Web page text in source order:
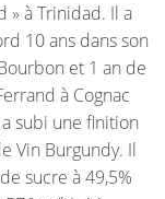
» à Trinidad. Il a
10 ans dans son
et 1 an de
à Cognac
subi une finition
Vin Burgundy. Il
sucre à 49,5%